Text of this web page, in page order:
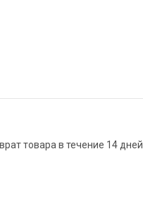
товара в течение 14 дней